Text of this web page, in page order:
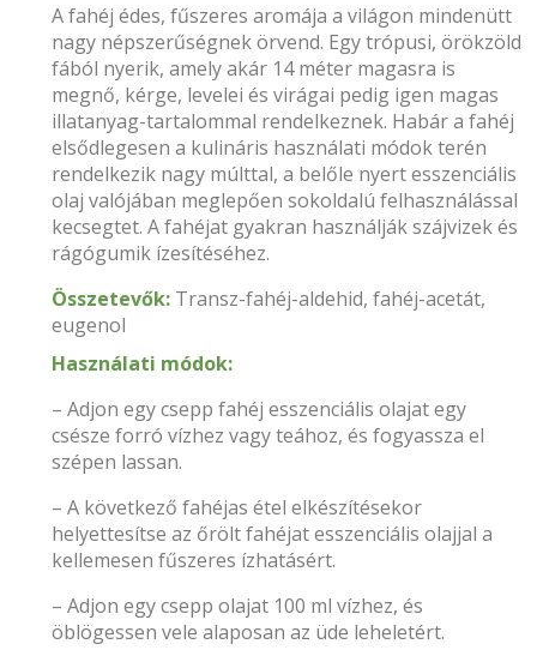
A fahéj édes, fűszeres aromája a világon mindenütt
nagy népszerűségnek örvend. Egy trópusi, örökzöld
fából nyerik, amely akár 14 méter magasra is
megnő, kérge, levelei és virágai pedig igen magas
illatanyag-tartalommal rendelkeznek. Habár a fahéj
elsődlegesen a kulináris használati módok terén
rendelkezik nagy múlttal, a belőle nyert esszenciális
olaj valójában meglepően sokoldalú felhasználással
kecsegtet. A fahéjat gyakran használják szájvizek és
rágógumik ízesítéséhez.
Összetevők: Transz-fahéj-aldehid, fahéj-acetát,
eugenol
Használati módok:
– Adjon egy csepp fahéj esszenciális olajat egy
csésze forró vízhez vagy teához, és fogyassza el
szépen lassan.
– A következő fahéjas étel elkészítésekor
helyettesítse az őrölt fahéjat esszenciális olajjal a
kellemesen fűszeres ízhatásért.
– Adjon egy csepp olajat 100 ml vízhez, és
öblögessen vele alaposan az üde leheletért.